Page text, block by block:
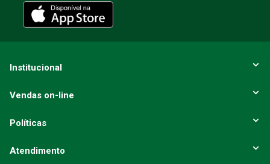
Institucional
Vendas on-line
Políticas
Atendimento